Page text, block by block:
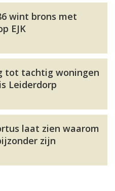
wint brons met
EJK
tot tachtig woningen
Leiderdorp
laat zien waarom
zijn